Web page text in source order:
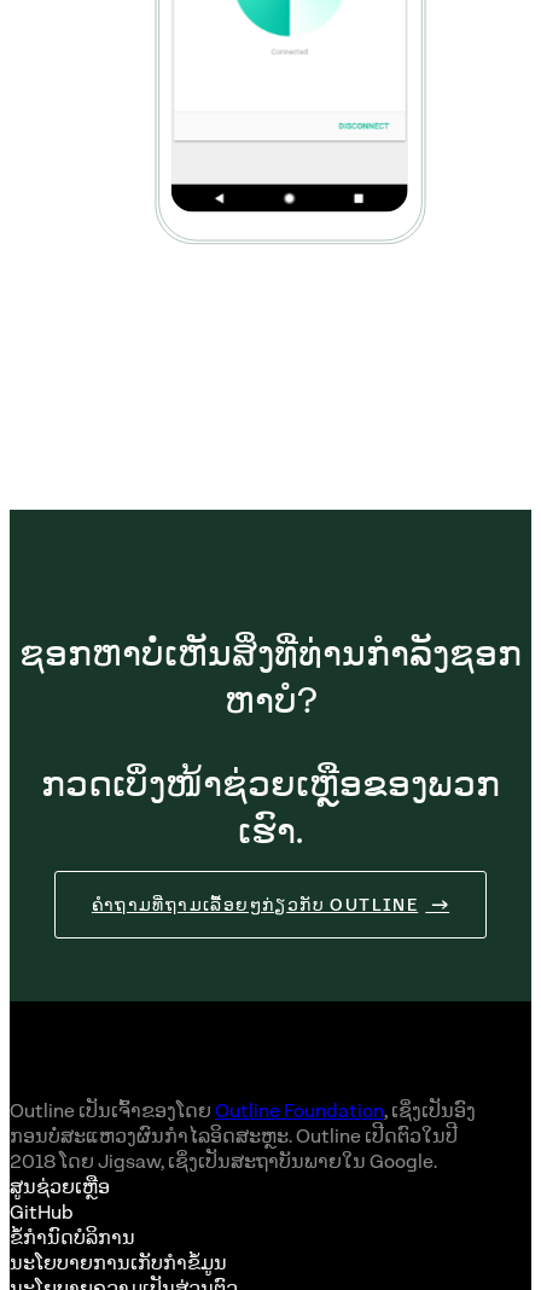
ຊອກຫາບໍ່ເຫັນສິ່ງທີ່ທ່ານກຳລັງຊອກ
ຫາບໍ?
ກວດເບິ່ງໜ້າຊ່ວຍເຫຼືອຂອງພວກ
ເຮົາ.
ຄຳຖາມທີ່ຖາມເລື້ອຍໆກ່ຽວກັບ OUTLINE
Outline ເປັນເຈົ້າຂອງໂດຍOutline Foundation, ເຊິ່ງເປັນອົງ
ກອນບໍ່ສະແຫວງຜົນກຳໄລອິດສະຫຼະ. Outline ເປີດຕົວໃນປີ
2018 ໂດຍ Jigsaw, ເຊິ່ງເປັນສະຖາບັນພາຍໃນ Google.
ສູນຊ່ວຍເຫຼືອ
GitHub
ຂໍ້ກຳນົດບໍລິການ
ນະໂຍບາຍການເກັບກຳຂໍ້ມູນ